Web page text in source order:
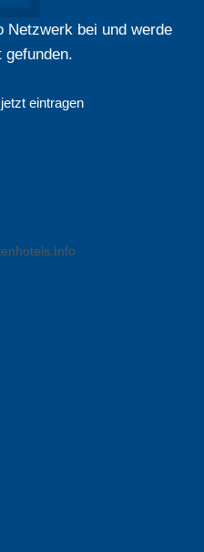
Netzwerk bei und werde
gefunden.
eintragen